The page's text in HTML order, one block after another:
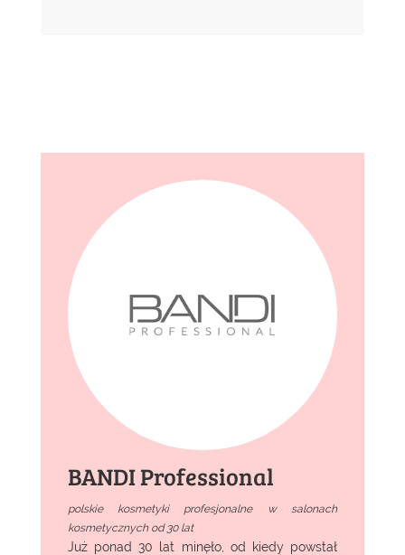
BANDI Professional
polskie kosmetyki profesjonalne w salonach
kosmetycznych od 30 lat
Już ponad 30 lat minęło, od kiedy powstał